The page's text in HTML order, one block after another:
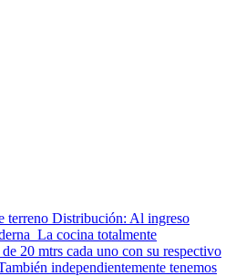
terreno Distribución: Al ingreso
La cocina totalmente
20 mtrs cada uno con su respectivo
independientemente tenemos